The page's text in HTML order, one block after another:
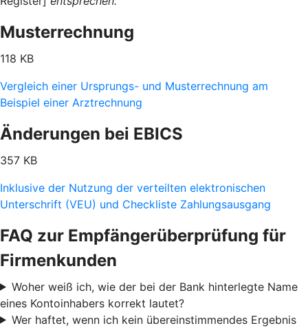
Musterrechnung
118 KB
Vergleich einer Ursprungs- und Musterrechnung am
Beispiel einer Arztrechnung
Änderungen bei EBICS
357 KB
Inklusive der Nutzung der verteilten elektronischen
Unterschrift (VEU) und Checkliste Zahlungsausgang
FAQ zur Empfängerüberprüfung für
Firmenkunden
Woher weiß ich, wie der bei der Bank hinterlegte Name
eines Kontoinhabers korrekt lautet?
Wer haftet, wenn ich kein übereinstimmendes Ergebnis